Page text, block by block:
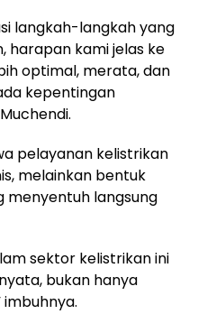
langkah-langkah yang
harapan kami jelas ke
optimal, merata, dan
kepentingan
pelayanan kelistrikan
melainkan bentuk
menyentuh langsung
sektor kelistrikan ini
bukan hanya
imbuhnya.